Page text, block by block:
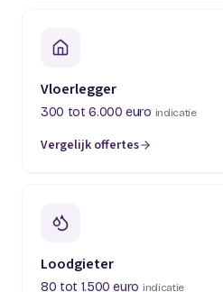
Vloerlegger
300 tot 6.000 euro indicatie
Vergelijk offertes
(opent in een nieuw tabblad)
Loodgieter
80 tot 1.500 euro indicatie